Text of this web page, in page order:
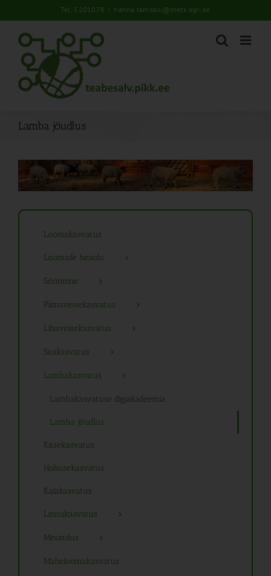
to
content
Tel: 5201078 | hanna.tamsalu@metk.agri.ee
Lamba jõudlus
Loomakasvatus
Loomade heaolu
Söötmine
Piimaveisekasvatus
Lihaveisekasvatus
Seakasvatus
Lambakasvatus
Lambakasvatuse digiakadeemia
Lamba jõudlus
Kitsekasvatus
Hobusekasvatus
Kalakasvatus
Linnukasvatus
Mesindus
Maheloomakasvatus